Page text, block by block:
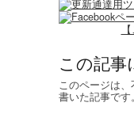
この記事
このページは
書いた記事です。